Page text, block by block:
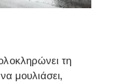
τη
μουλιάσει,